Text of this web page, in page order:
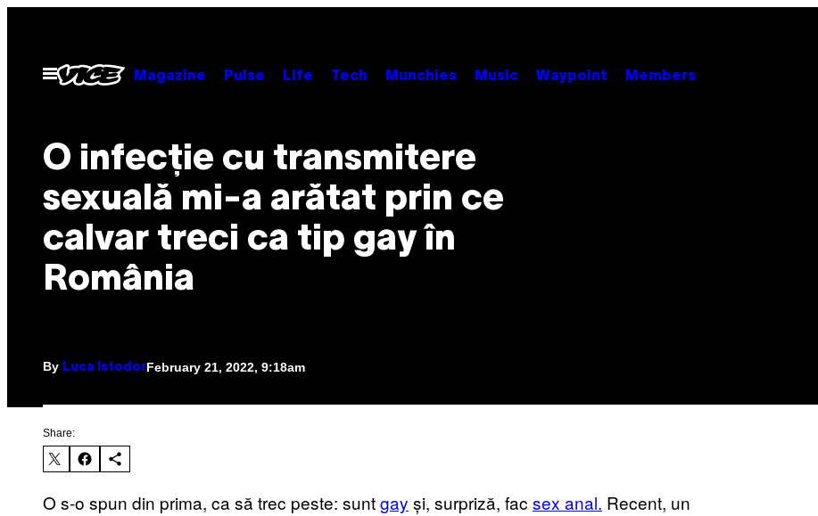
contentOpen
Menu
Magazine Pulse Life Tech Munchies Music Waypoint Members
O infecție cu transmitere
sexuală mi-a arătat prin ce
calvar treci ca tip gay în
România
By Luca IstodorFebruary 21, 2022, 9:18am
Share:
O s-o spun din prima, ca să trec peste: suntgay și, surpriză, fac sex anal. Recent, un